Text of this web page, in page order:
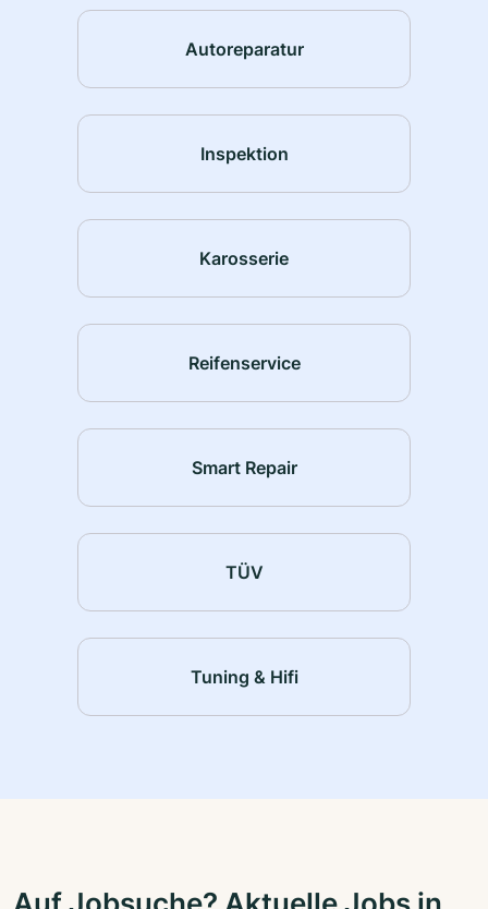
Autoreparatur
Inspektion
Karosserie
Reifenservice
Smart Repair
TÜV
Tuning & Hifi